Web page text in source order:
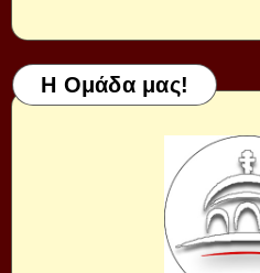
Η Ομάδα μας!